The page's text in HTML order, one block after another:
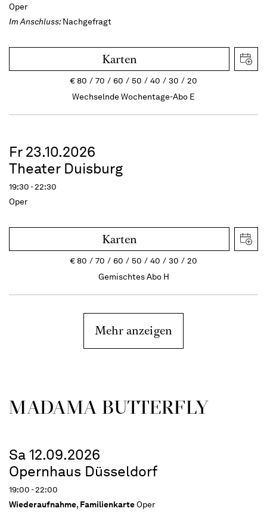
Oper
Im Anschluss:Nachgefragt
Karten
€80 70 60 50 40 30
20
Wechselnde Wochentage-Abo E
Fr 23.10.2026
Theater Duisburg
19:30 - 22:30
Oper
Karten
€80 70 60 50 40 30
20
Gemischtes Abo H
Mehr anzeigen
MADAMA BUTTER­FLY
Sa 12.09.2026
Opernhaus Düsseldorf
19:00 - 22:00
Wiederaufnahme, FamilienkarteOper